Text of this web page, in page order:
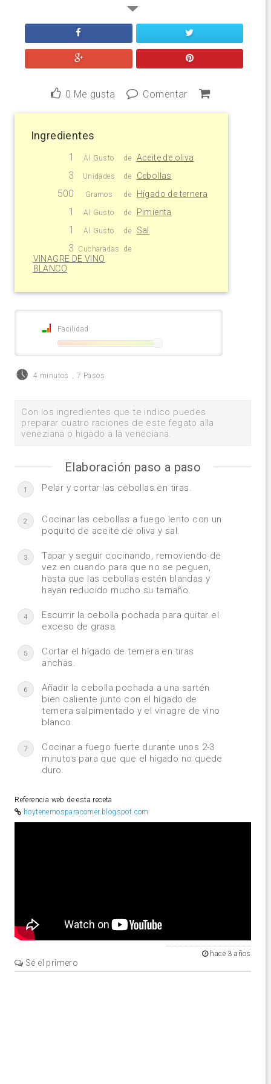
0 Me gusta Comentar
Ingredientes
1 Al Gusto de Aceite de oliva
3 Unidades de Cebollas
500 Gramos de Hígado de ternera
1 Al Gusto de Pimienta
1 Al Gusto de Sal
3 Cucharadas de
VINAGRE DE VINO
BLANCO
Facilidad
4 minutos , 7 Pasos
Con los ingredientes que te indico puedes
preparar cuatro raciones de este fegato alla
veneziana o hígado a la veneciana.
Elaboración paso a paso
1 Pelar y cortar las cebollas en tiras.
2
Cocinar las cebollas a fuego lento con un
poquito de aceite de oliva y sal.
3
Tapar y seguir cocinando, removiendo de
vez en cuando para que no se peguen,
hasta que las cebollas estén blandas y
hayan reducido mucho su tamaño.
4
Escurrir la cebolla pochada para quitar el
exceso de grasa.
5
Cortar el hígado de ternera en tiras
anchas.
6
Añadir la cebolla pochada a una sartén
bien caliente junto con el hígado de
ternera salpimentado y el vinagre de vino
blanco.
7
Cocinar a fuego fuerte durante unos 2-3
minutos para que que el hígado no quede
duro.
Referencia web de esta receta
hoytenemosparacomer.blogspot.com
hace 3 años
Sé el primero